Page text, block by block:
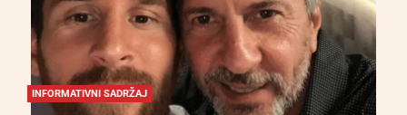
INFORMATIVNI SADRŽAJ